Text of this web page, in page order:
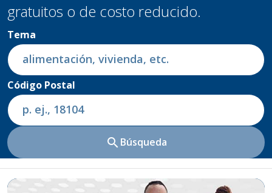
gratuitos o de costo reducido.
Tema
Código Postal
search Búsqueda